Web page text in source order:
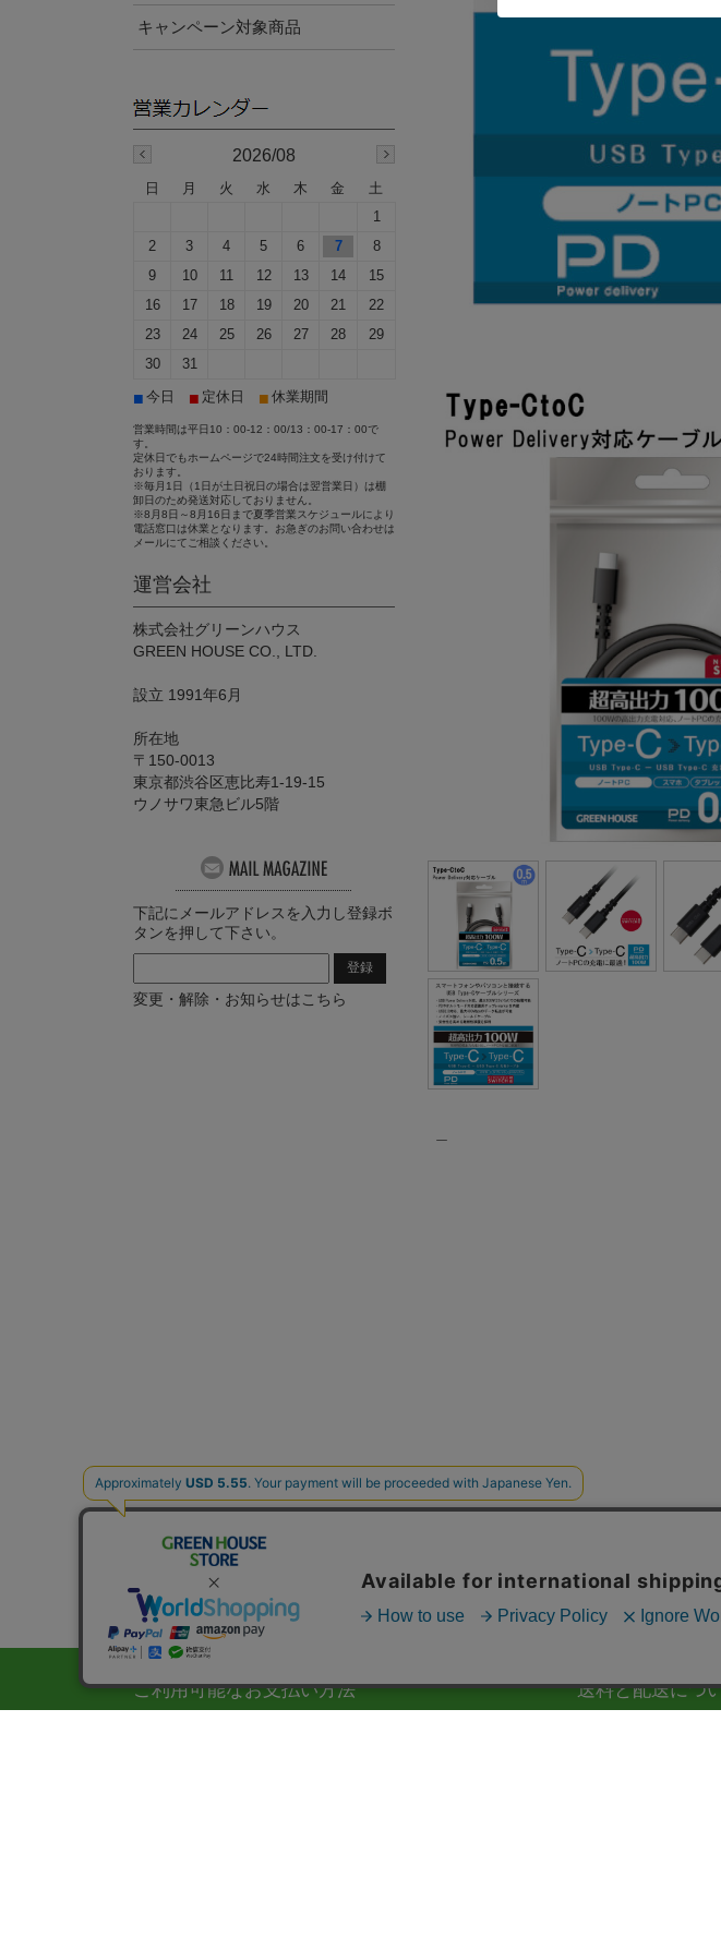
キャンペーン対象商品
2026/08
日 月 火 水 木 金
土
1
2
3 4 5 6 7
8
9
10 11 12 13 14
15
16
17 18 19 20 21
22
23
24 25 26 27 28
29
30
31
■ 今日 ■ 定休日 ■ 休業期間
営業時間は平日10：00-12：00/13：00-17：00で
す。
定休日でもホームページで24時間注文を受け付けて
おります。
※毎月1日（1日が土日祝日の場合は翌営業日）は棚
卸日のため発送対応しておりません。
※8月8日～8月16日まで夏季営業スケジュールにより
電話窓口は休業となります。お急ぎのお問い合わせは
メールにてご相談ください。
運営会社
株式会社グリーンハウス
GREEN HOUSE CO., LTD.
設立 1991年6月
所在地
〒150-0013
東京都渋谷区恵比寿1-19-15
ウノサワ東急ビル5階
下記にメールアドレスを入力し登録ボ
タンを押して下さい。
変更・解除・お知らせはこちら
ご利用可能なお支払い方法 送料と配送につ